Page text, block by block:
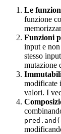
Le
funzione
Funzioni
input e
stesso
mutazione
modificate
valori. I